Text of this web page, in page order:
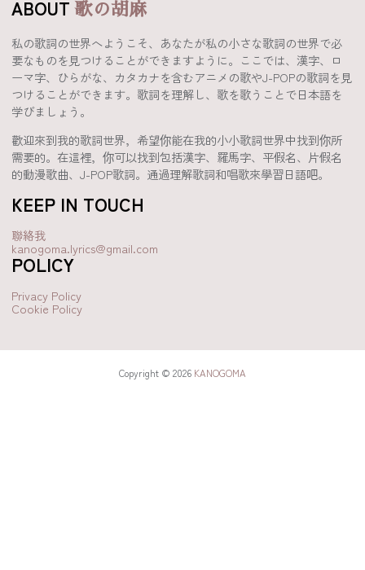
ABOUT歌の胡麻
私の歌詞の世界へようこそ、あなたが私の小さな歌詞の世界で必
要なものを見つけることができますように。ここでは、漢字、ロ
ーマ字、ひらがな、カタカナを含むアニメの歌やJ-POPの歌詞を見
つけることができます。歌詞を理解し、歌を歌うことで日本語を
学びましょう。
歡迎來到我的歌詞世界，希望你能在我的小小歌詞世界中找到你所
需要的。在這裡，你可以找到包括漢字、羅馬字、平假名、片假名
的動漫歌曲、J-POP歌詞。通過理解歌詞和唱歌來學習日語吧。
KEEP IN TOUCH
聯絡我
kanogoma.lyrics@gmail.com
POLICY
Privacy Policy
Cookie Policy
Copyright © 2026 KANOGOMA